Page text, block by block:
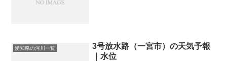
愛知県の河川一覧
3号放水路（一宮市）の天気予報
｜水位